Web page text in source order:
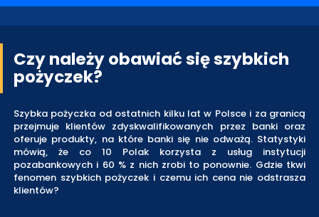
Czy należy obawiać się szybkich
pożyczek?
Szybka pożyczka od ostatnich kilku lat w Polsce i za granicą
przejmuje klientów zdyskwalifikowanych przez banki oraz
oferuje produkty, na które banki się nie odważą. Statystyki
mówią, że co 10 Polak korzysta z usług instytucji
pozabankowych i 60 % z nich zrobi to ponownie. Gdzie tkwi
fenomen szybkich pożyczek i czemu ich cena nie odstrasza
klientów?